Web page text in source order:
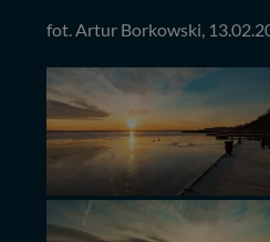
fot. Artur Borkowski,